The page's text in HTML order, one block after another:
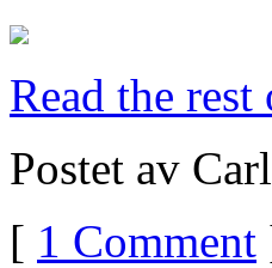
Read the
Postet av Carl
[ 1 Comment